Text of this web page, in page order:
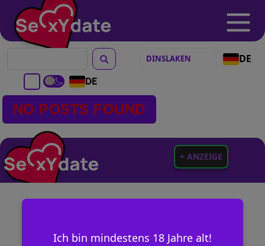
DE
DE
Ich bin mindestens 18 Jahre alt!
NO POSTS FOUND
+ ANZEIGE